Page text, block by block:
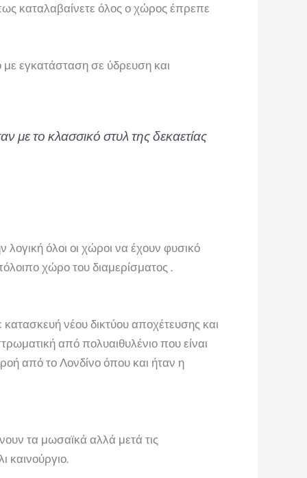
καταλαβαίνετε όλος ο χώρος έπρεπε
με εγκατάσταση σε ύδρευση και
με το κλασσικό στυλ της δεκαετίας
λογική όλοι οι χώροι να έχουν φυσικό
χώρο του διαμερίσματος .
νέου δικτύου αποχέτευσης και
από πολυαιθυλένιο που είναι
από το Λονδίνο όπου και ήταν η
τα μωσαϊκά αλλά μετά τις
καινούργιο.